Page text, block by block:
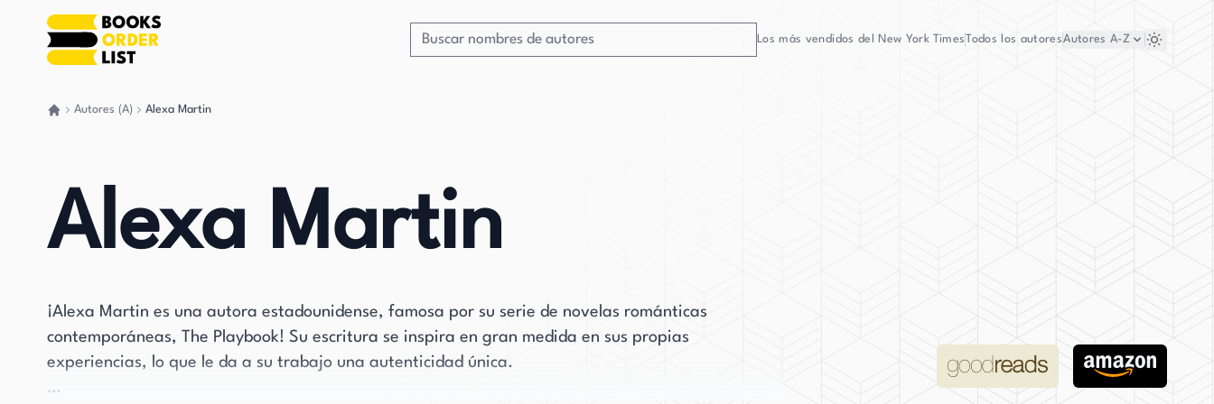
Los más vendidos del New York TimesTodos los autoresAutores A-Z
Autores (A) Alexa Martin
Alexa Martin
¡Alexa Martin es una autora estadounidense, famosa por su serie de novelas románticas
contemporáneas, The Playbook! Su escritura se inspira en gran medida en sus propias
experiencias, lo que le da a su trabajo una autenticidad única.